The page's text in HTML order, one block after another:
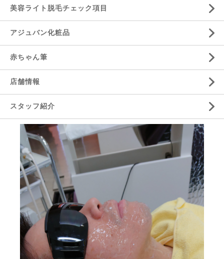
美容ライト脱毛チェック項目
アジュバン化粧品
赤ちゃん筆
店舗情報
スタッフ紹介